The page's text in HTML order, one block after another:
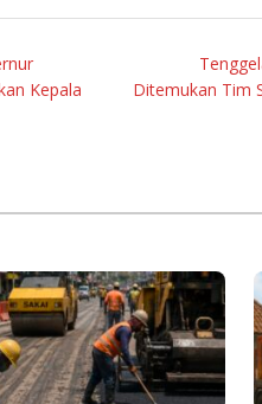
Kepala
Ditemukan Tim